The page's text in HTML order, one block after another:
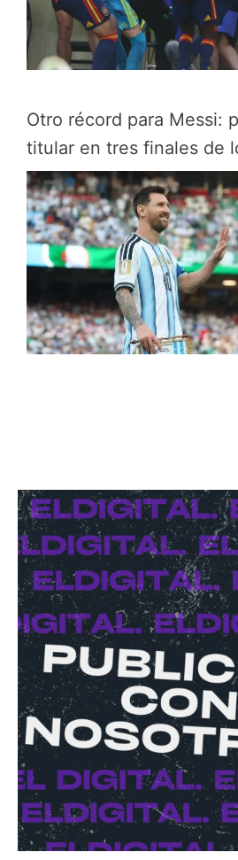
Otro récord para Messi:
titular en tres finales de